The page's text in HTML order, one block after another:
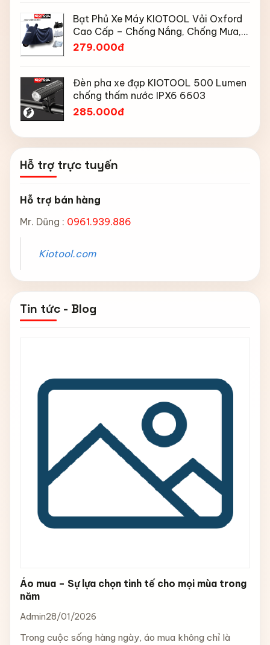
Bạt Phủ Xe Máy KIOTOOL Vải Oxford
Cao Cấp – Chống Nắng, Chống Mưa,
Chống Bụi, Chống Tia UV, Có Phản
279.000đ
Đèn pha xe đạp KIOTOOL 500 Lumen
chống thấm nước IPX6 6603
285.000đ
Hỗ trợ trực tuyến
Hỗ trợ bán hàng
Mr. Dũng : 0961.939.886
Kiotool.com
Tin tức - Blog
Áo mua – Sự lựa chọn tinh tế cho mọi mùa trong
năm
Admin28/01/2026
Trong cuộc sống hàng ngày, áo mua không chỉ là